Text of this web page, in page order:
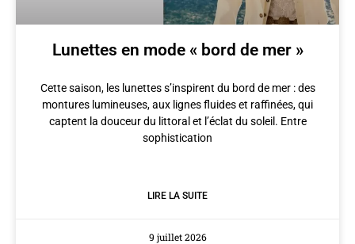
Lunettes en mode « bord de mer »
Cette saison, les lunettes s’inspirent du bord de mer : des
montures lumineuses, aux lignes fluides et raffinées, qui
captent la douceur du littoral et l’éclat du soleil. Entre
sophistication
LIRE LA SUITE
9 juillet 2026